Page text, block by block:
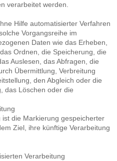
verarbeitet werden.
Hilfe automatisierter Verfahren
Vorgangsreihe im
Daten wie das Erheben,
Ordnen, die Speicherung, die
Auslesen, das Abfragen, die
Übermittlung, Verbreitung
den Abgleich oder die
das Löschen oder die
die Markierung gespeicherter
Ziel, ihre künftige Verarbeitung
Verarbeitung